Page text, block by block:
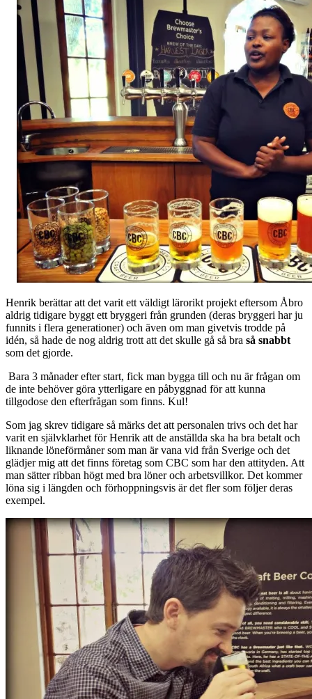
Henrik berättar att det varit ett väldigt lärorikt projekt eftersom Åbro
aldrig tidigare byggt ett bryggeri från grunden (deras bryggeri har ju
funnits i flera generationer) och även om man givetvis trodde på
idén, så hade de nog aldrig trott att det skulle gå så bra så snabbt
som det gjorde.
Bara 3 månader efter start, fick man bygga till och nu är frågan om
de inte behöver göra ytterligare en påbyggnad för att kunna
tillgodose den efterfrågan som finns. Kul!
Som jag skrev tidigare så märks det att personalen trivs och det har
varit en självklarhet för Henrik att de anställda ska ha bra betalt och
liknande löneförmåner som man är vana vid från Sverige och det
glädjer mig att det finns företag som CBC som har den attityden. Att
man sätter ribban högt med bra löner och arbetsvillkor. Det kommer
löna sig i längden och förhoppningsvis är det fler som följer deras
exempel.